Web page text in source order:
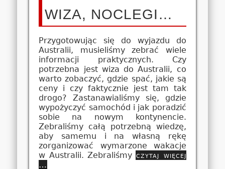
WIZA, NOCLEGI…
Przygotowując się do wyjazdu do
Australii, musieliśmy zebrać wiele
informacji praktycznych. Czy
potrzebna jest wiza do Australii, co
warto zobaczyć, gdzie spać, jakie są
ceny i czy faktycznie jest tam tak
drogo? Zastanawialiśmy się, gdzie
wypożyczyć samochód i jak poradzić
sobie na nowym kontynencie.
Zebraliśmy całą potrzebną wiedzę,
aby samemu i na własną rękę
zorganizować wymarzone wakacje
w Australii. Zebraliśmy czytaj więcej
…